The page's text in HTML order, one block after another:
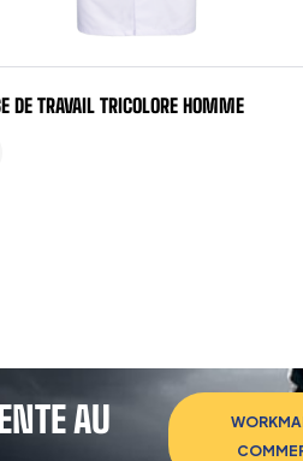
DE TRAVAIL TRICOLORE HOMME
AU